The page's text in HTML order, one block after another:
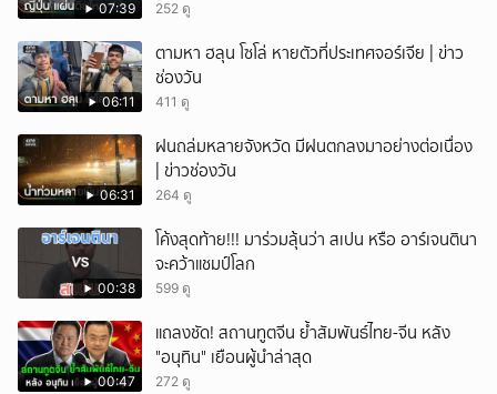
07:39 252 ดู
06:11
ตามหา ฮลุน โซโล่ หายตัวที่ประเทศจอร์เจีย | ข่าว
ช่องวัน
411 ดู
06:31
ฝนถล่มหลายจังหวัด มีฝนตกลงมาอย่างต่อเนื่อง
| ข่าวช่องวัน
264 ดู
00:38
โค้งสุดท้าย!!! มาร่วมลุ้นว่า สเปน หรือ อาร์เจนตินา
จะคว้าแชมป์โลก
599 ดู
00:47
แถลงชัด! สถานทูตจีน ย้ำสัมพันธ์ไทย-จีน หลัง
"อนุทิน" เยือนผู้นำล่าสุด
272 ดู